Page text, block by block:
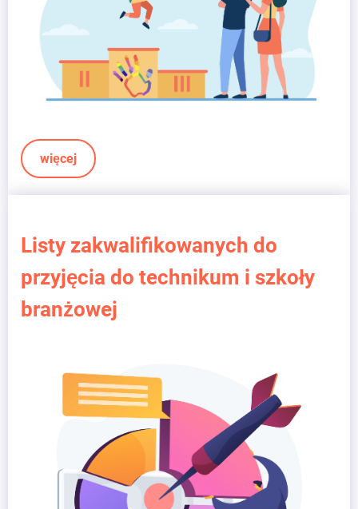
więcej
Listy zakwalifikowanych do
przyjęcia do technikum i szkoły
branżowej